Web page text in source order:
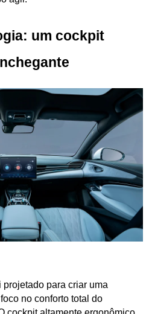
um cockpit
para criar uma
no conforto total do